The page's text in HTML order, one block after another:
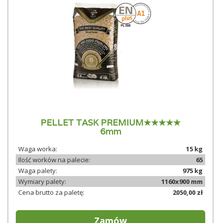
PELLET TASK PREMIUM★★★★★
6mm
Waga worka:
15 kg
Ilość worków na palecie:
65
Waga palety:
975 kg
Wymiary palety:
1160x900 mm
Cena brutto za paletę:
2050,00 zł
Zamów